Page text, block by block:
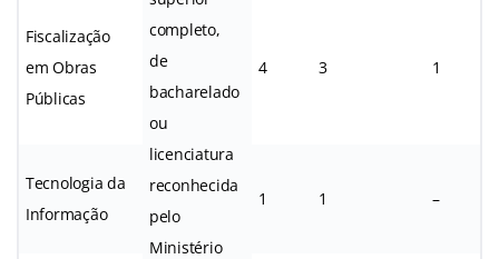
completo,
de
bacharelado
ou
licenciatura
reconhecida
pelo
Ministério
Fiscalização
em Obras
Públicas
4 3 1
Tecnologia da
Informação
1 1 –